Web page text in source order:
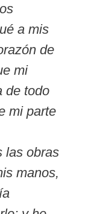
a mis
de
mi
de todo
mi parte
las obras
manos,